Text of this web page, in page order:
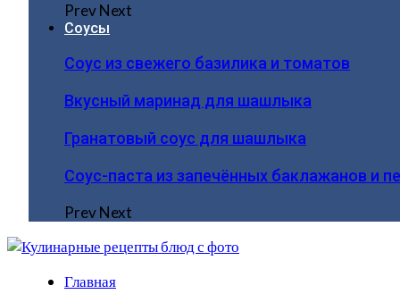
PrevNext
Соусы
Соус из свежего базилика и томатов
Вкусный маринад для шашлыка
Гранатовый соус для шашлыка
Соус-паста из запечённых баклажанов и
PrevNext
Главная